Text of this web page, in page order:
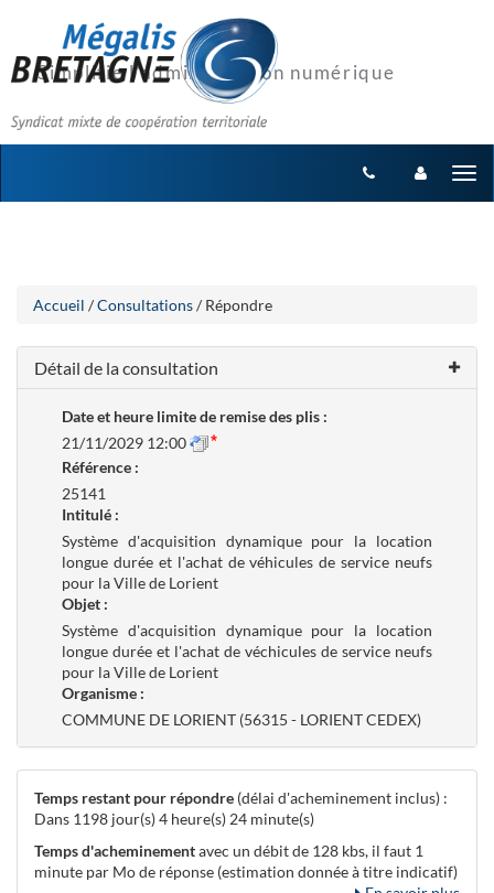
contenu
Accueil /Consultations/ Répondre
Détail de la consultation
Date et heure limite de remise des plis :
21/11/2029 12:00
Référence :
25141
Intitulé :
Système d'acquisition dynamique pour la location
longue durée et l'achat de véhicules de service neufs
pour la Ville de Lorient
Objet :
Système d'acquisition dynamique pour la location
longue durée et l'achat de véchicules de service neufs
pour la Ville de Lorient
Organisme :
COMMUNE DE LORIENT (56315 - LORIENT CEDEX)
Temps restant pour répondre (délai d'acheminement inclus) :
Dans 1198 jour(s) 4 heure(s) 24 minute(s)
Temps d'acheminementavec un débit de 128 kbs, il faut 1
minute par Mo de réponse (estimation donnée à titre indicatif)